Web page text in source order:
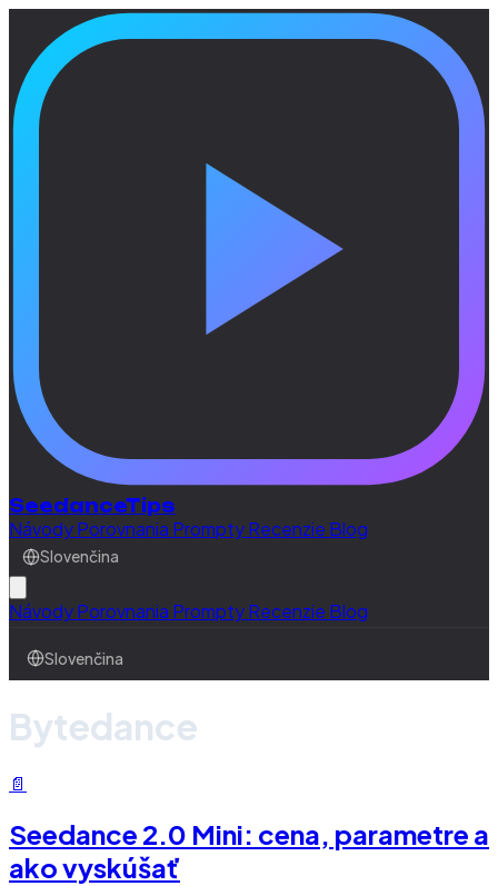
SeedanceTips
NávodyPorovnania PromptyRecenzie Blog
Slovenčina
NávodyPorovnania PromptyRecenzie Blog
Slovenčina
Bytedance
📄
Seedance 2.0 Mini: cena, parametre a
ako vyskúšať